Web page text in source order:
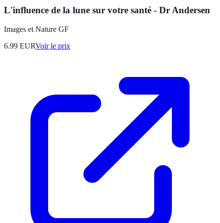
L'influence de la lune sur votre santé - Dr Andersen
Images et Nature GF
6.99 EURVoir le prix